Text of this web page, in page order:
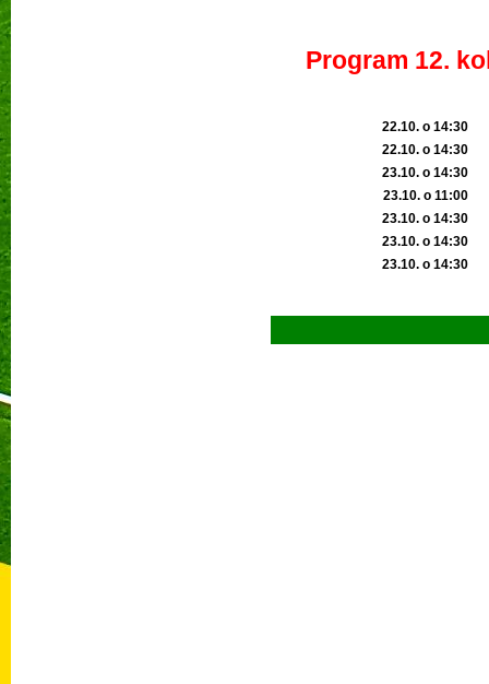
Program 12.
22.10. o 14:30
22.10. o 14:30
23.10. o 14:30
23.10. o 11:00
23.10. o 14:30
23.10. o 14:30
23.10. o 14:30